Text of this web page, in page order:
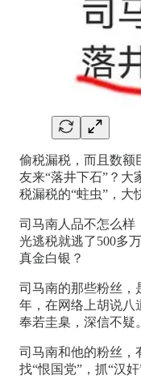
偷税漏税，而且数额
友来“落井下石”？大
税漏税的“蛀虫”，大
司马南人品不怎么样
光逃税就逃了500多
真金白银？
司马南的那些粉丝，
年，在网络上胡说八
奉若圭臬，深信不疑。
司马南和他的粉丝，
找“恨国党”，抓“汉奸